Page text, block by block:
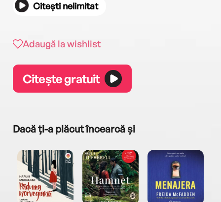
Citești nelimitat
Adaugă la wishlist
Citește gratuit
Dacă ți-a plăcut încearcă și